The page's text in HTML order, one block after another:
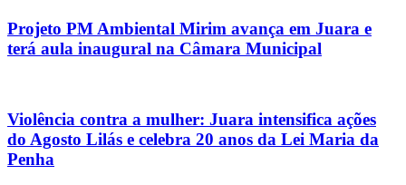
Projeto PM Ambiental Mirim avança em Juara e
terá aula inaugural na Câmara Municipal
Violência contra a mulher: Juara intensifica ações
do Agosto Lilás e celebra 20 anos da Lei Maria da
Penha